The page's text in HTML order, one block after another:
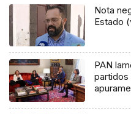
Nota
Estado
PAN
partidos